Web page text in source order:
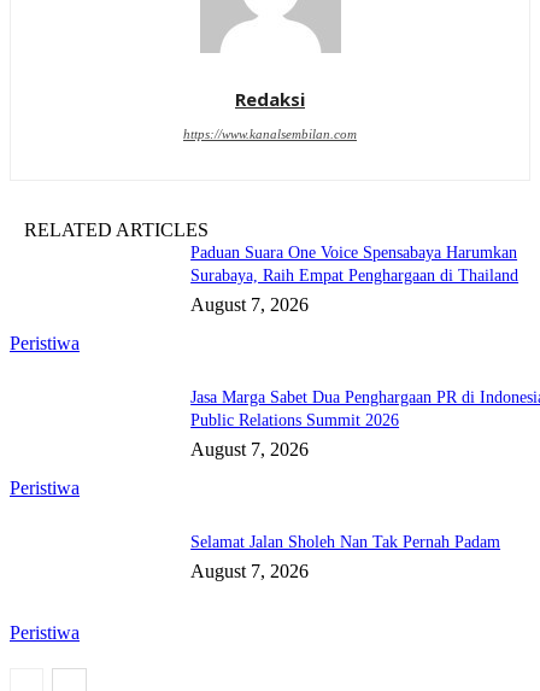
Redaksi
https://www.kanalsembilan.com
RELATED ARTICLES
Peristiwa
Paduan Suara One Voice Spensabaya Harumkan
Surabaya, Raih Empat Penghargaan di Thailand
August 7, 2026
Peristiwa
Jasa Marga Sabet Dua Penghargaan PR di
Public Relations Summit 2026
August 7, 2026
Peristiwa
Selamat Jalan Sholeh Nan Tak Pernah Padam
August 7, 2026